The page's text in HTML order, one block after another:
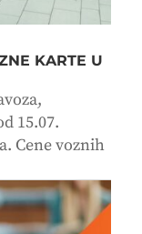
KARTE U
15.07.
Cene voznih